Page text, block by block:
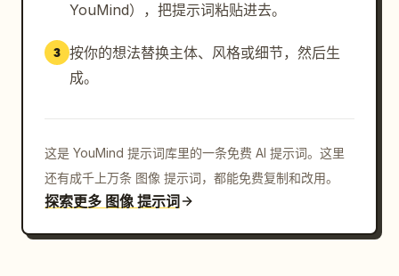
YouMind），把提示词粘贴进去。
3 按你的想法替换主体、风格或细节，然后生
成。
这是 YouMind 提示词库里的一条免费 AI 提示词。这里
还有成千上万条 图像 提示词，都能免费复制和改用。
探索更多 图像 提示词